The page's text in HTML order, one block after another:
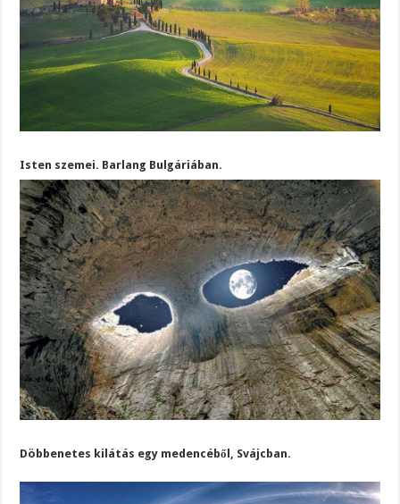
Isten szemei. Barlang Bulgáriában.
Döbbenetes kilátás egy medencéből, Svájcban.